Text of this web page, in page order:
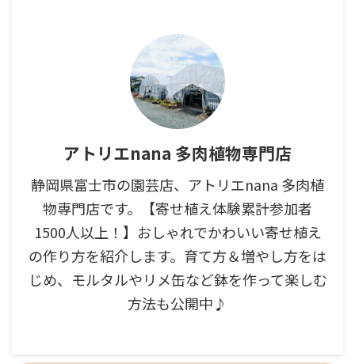
アトリエnana 多肉植物専門店
静岡県富士市の園芸店、アトリエnana 多肉植
物専門店です。【寄せ植え体験累計参加者
1500人以上！】おしゃれでかわいい寄せ植え
の作り方を紹介します。育て方＆増やし方をは
じめ、モルタルやリメ缶など鉢を作って楽しむ
方法も公開中♪